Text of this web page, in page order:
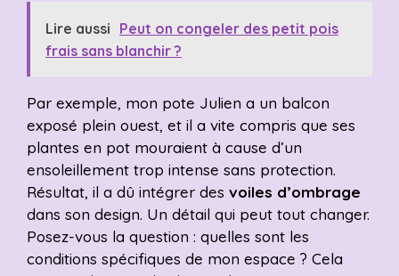
Lire aussi Peut on congeler des petit pois
frais sans blanchir ?
Par exemple, mon pote Julien a un balcon
exposé plein ouest, et il a vite compris que ses
plantes en pot mouraient à cause d’un
ensoleillement trop intense sans protection.
Résultat, il a dû intégrer des voiles d’ombrage
dans son design. Un détail qui peut tout changer.
Posez-vous la question : quelles sont les
conditions spécifiques de mon espace ? Cela